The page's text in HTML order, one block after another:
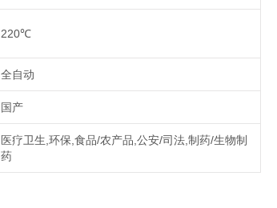
220℃
全自动
国产
医疗卫生,环保,食品/农产品,公安/司法,制药/生物制
药